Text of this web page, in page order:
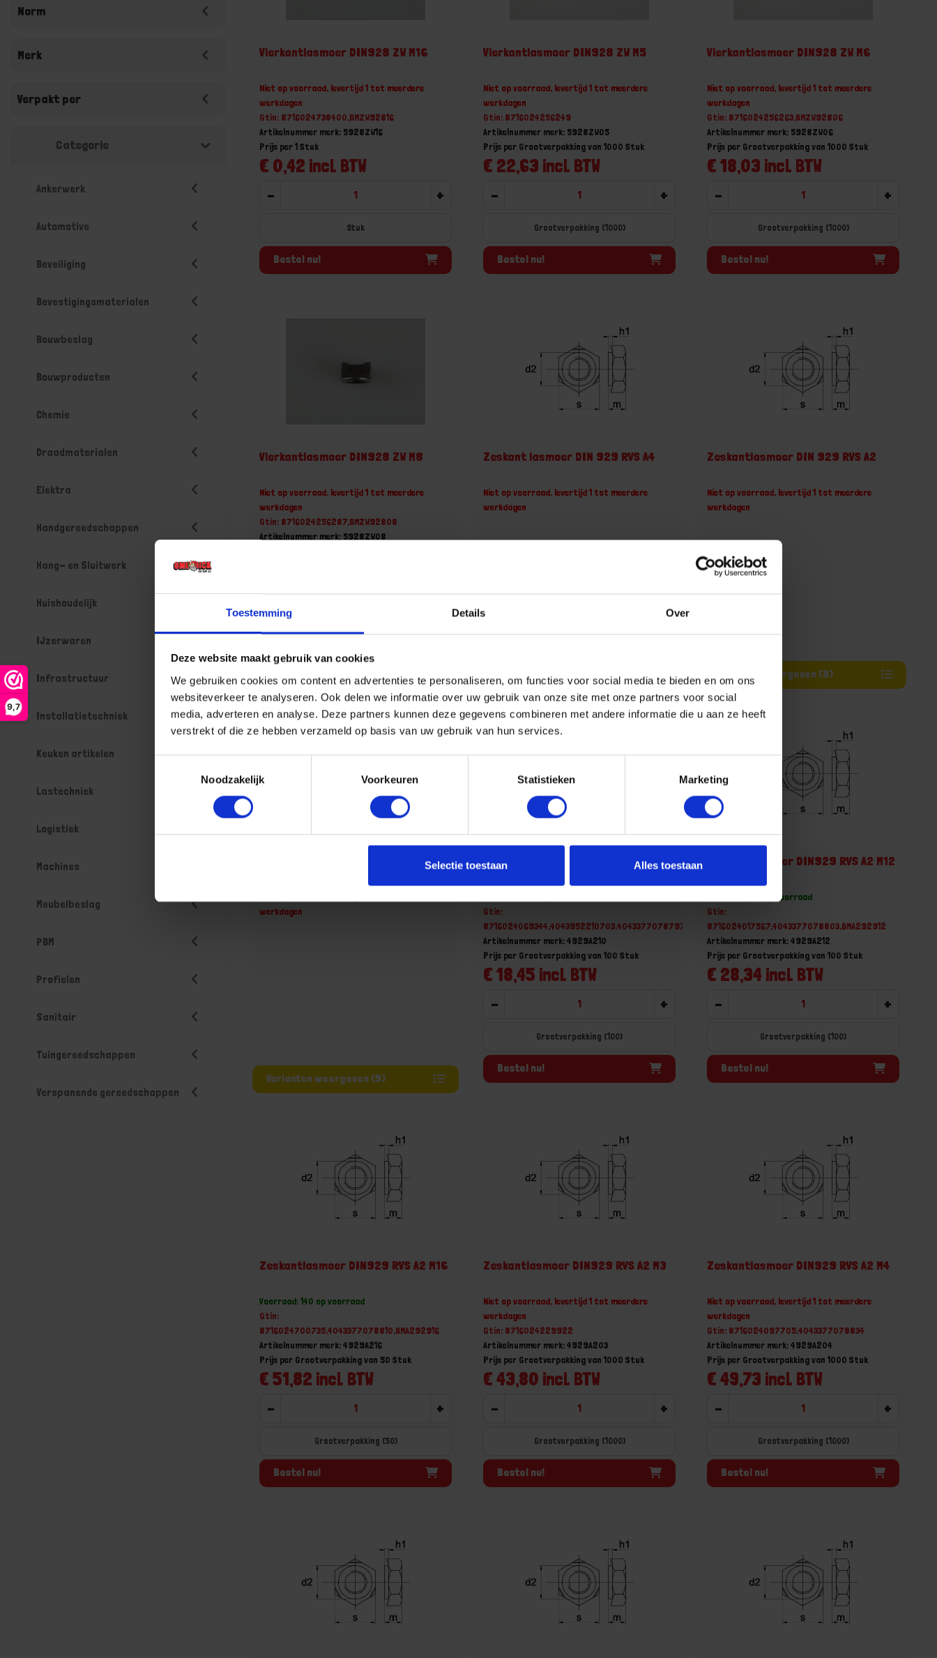
Toestemming Details Over
Deze website maakt gebruik van cookies
We gebruiken cookies om content en advertenties te personaliseren, om functies voor social media te bieden en om ons
websiteverkeer te analyseren. Ook delen we informatie over uw gebruik van onze site met onze partners voor social
media, adverteren en analyse. Deze partners kunnen deze gegevens combineren met andere informatie die u aan ze heeft
verstrekt of die ze hebben verzameld op basis van uw gebruik van hun services.
Noodzakelijk
Voorkeuren Statistieken Marketing
Selectie toestaan Alles toestaan
9,7
Norm
Merk
Verpakt per
Categorie
Ankerwerk
Automotive
Beveiliging
Bevestigingsmaterialen
Bouwbeslag
Bouwproducten
Chemie
Draadmaterialen
Elektra
Handgereedschappen
Hang- en Sluitwerk
Huishoudelijk
IJzerwaren
Infrastructuur
Installatietechniek
Keuken artikelen
Lastechniek
Logistiek
Machines
Meubelbeslag
PBM
Profielen
Sanitair
Tuingereedschappen
Verspanende gereedschappen
Vierkantlasmoer DIN928 ZW M16
Niet op voorraad, levertijd 1 tot meerdere
werkdagen
Gtin: 8716024738400,BMZW92816
Artikelnummer merk: 5928ZW16
€ 0,42 incl. BTW
Prijs per 1 Stuk
- +
Stuk
Bestel nu!
Vierkantlasmoer DIN928 ZW M5
Niet op voorraad, levertijd 1 tot meerdere
werkdagen
Gtin: 8716024256249
Artikelnummer merk: 5928ZW05
€ 22,63 incl. BTW
Prijs per Grootverpakking van 1000 Stuk
- +
Grootverpakking (1000)
Bestel nu!
Vierkantlasmoer DIN928 ZW M6
Niet op voorraad, levertijd 1 tot meerdere
werkdagen
Gtin: 8716024256263,BMZW92806
Artikelnummer merk: 5928ZW06
€ 18,03 incl. BTW
Prijs per Grootverpakking van 1000 Stuk
- +
Grootverpakking (1000)
Bestel nu!
Vierkantlasmoer DIN928 ZW M8
Niet op voorraad, levertijd 1 tot meerdere
werkdagen
Gtin: 8716024256287,BMZW92808
Artikelnummer merk: 5928ZW08
- +
Grootverpakking (1000)
Bestel nu!
Zeskant lasmoer DIN 929 RVS A4
Niet op voorraad, levertijd 1 tot meerdere
werkdagen
Zeskantlasmoer DIN 929 RVS A2
Niet op voorraad, levertijd 1 tot meerdere
werkdagen
Varianten weergeven (8)
werkdagen
Varianten weergeven (9)
Zeskantlasmoer DIN929 RVS A2 M10
Gtin:
8716024069344,4043952210703,4043377078797,BMA292910
Artikelnummer merk: 4929A210
€ 18,45 incl. BTW
Prijs per Grootverpakking van 100 Stuk
- +
Grootverpakking (100)
Bestel nu!
Zeskantlasmoer DIN929 RVS A2 M12
Voorraad: 148 op voorraad
Gtin:
8716024017567,4043377078803,BMA292912
Artikelnummer merk: 4929A212
€ 28,34 incl. BTW
Prijs per Grootverpakking van 100 Stuk
- +
Grootverpakking (100)
Bestel nu!
Zeskantlasmoer DIN929 RVS A2 M16
Voorraad: 140 op voorraad
Gtin:
8716024700735,4043377078810,BMA292916
Artikelnummer merk: 4929A216
€ 51,82 incl. BTW
Prijs per Grootverpakking van 50 Stuk
- +
Grootverpakking (50)
Bestel nu!
Zeskantlasmoer DIN929 RVS A2 M3
Niet op voorraad, levertijd 1 tot meerdere
werkdagen
Gtin: 8716024229922
Artikelnummer merk: 4929A203
€ 43,80 incl. BTW
Prijs per Grootverpakking van 1000 Stuk
- +
Grootverpakking (1000)
Bestel nu!
Zeskantlasmoer DIN929 RVS A2 M4
Niet op voorraad, levertijd 1 tot meerdere
werkdagen
Gtin: 8716024097705,4043377078834
Artikelnummer merk: 4929A204
€ 49,73 incl. BTW
Prijs per Grootverpakking van 1000 Stuk
- +
Grootverpakking (1000)
Bestel nu!